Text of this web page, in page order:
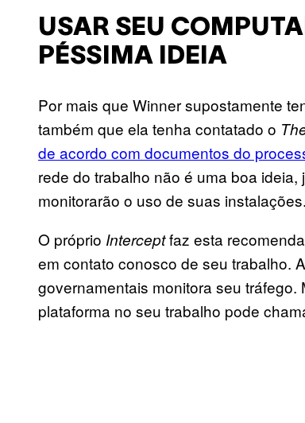
USAR SEU
PÉSSIMA IDEIA
Por mais que Winner supostamente
também que ela tenha contatado o
de acordo com documentos do
rede do trabalho não é uma boa
monitorarão o uso de suas instalações.
O próprio Interceptfaz esta
em contato conosco de seu trabalho.
governamentais monitora seu
plataforma no seu trabalho pode